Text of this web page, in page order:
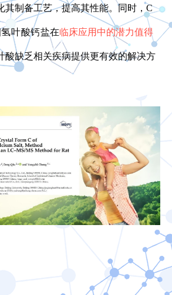
其制备工艺，提高其性能。同时， C
叶酸钙盐在临床应用中的潜力值得
酸缺乏相关疾病提供更有效的解决方